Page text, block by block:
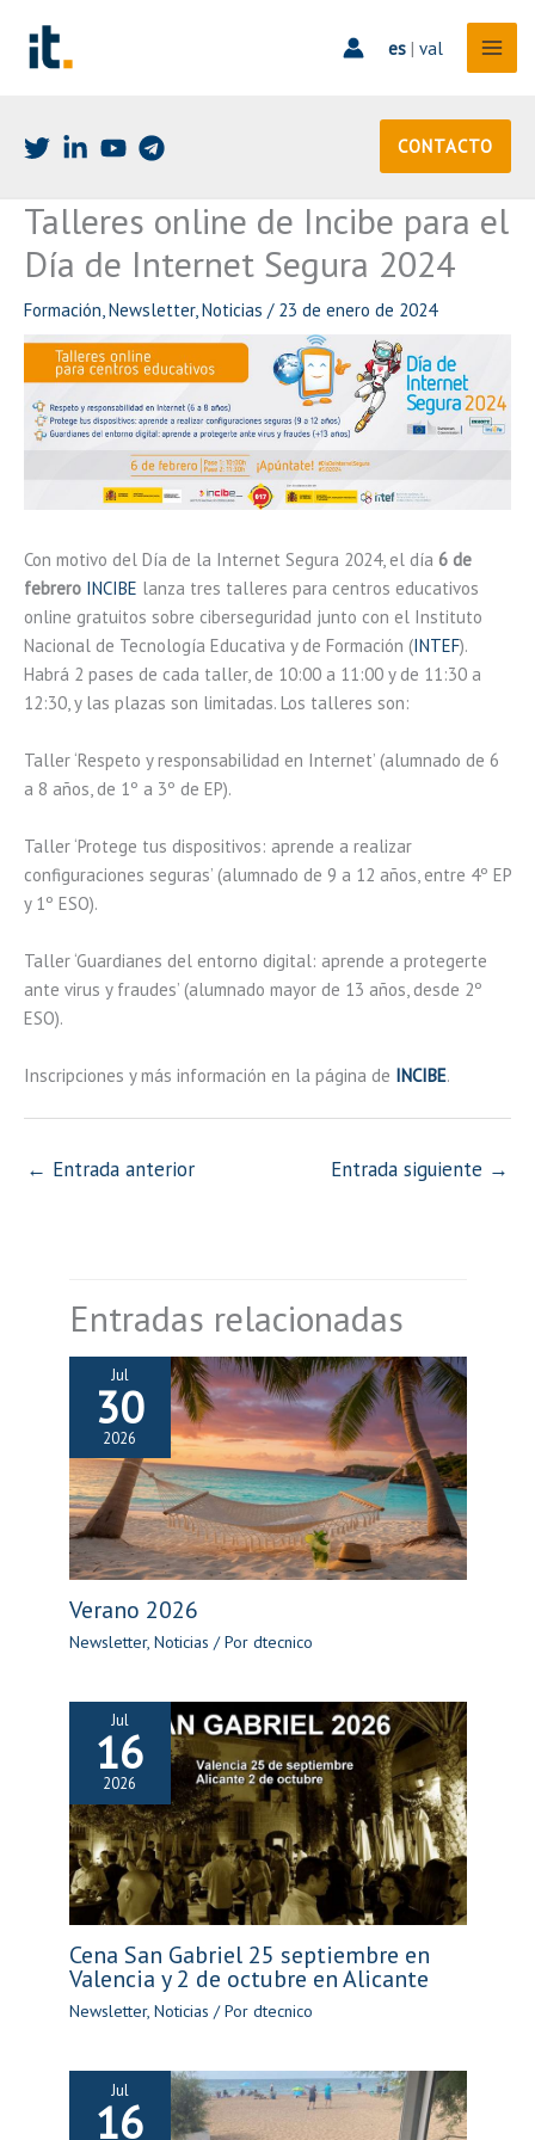
contenido
es| val
CONTACTO
Talleres online de Incibe para el
Día de Internet Segura 2024
Formación,Newsletter,Noticias / 23 de enero de 2024
Con motivo del Día de la Internet Segura 2024, el día 6 de
febrero INCIBE lanza tres talleres para centros educativos
online gratuitos sobre ciberseguridad junto con el Instituto
Nacional de Tecnología Educativa y de Formación (INTEF).
Habrá 2 pases de cada taller, de 10:00 a 11:00 y de 11:30 a
12:30, y las plazas son limitadas. Los talleres son:
Taller ‘Respeto y responsabilidad en Internet’ (alumnado de 6
a 8 años, de 1º a 3º de EP).
Taller ‘Protege tus dispositivos: aprende a realizar
configuraciones seguras’ (alumnado de 9 a 12 años, entre 4º EP
y 1º ESO).
Taller ‘Guardianes del entorno digital: aprende a protegerte
ante virus y fraudes’ (alumnado mayor de 13 años, desde 2º
ESO).
Inscripciones y más información en la página de INCIBE.
← Entrada anterior Entrada siguiente →
Entradas relacionadas
Jul
30
2026
Verano 2026
Newsletter, Noticias / Por dtecnico
Jul
16
2026
Cena San Gabriel 25 septiembre en
Valencia y 2 de octubre en Alicante
Newsletter, Noticias / Por dtecnico
Jul
16